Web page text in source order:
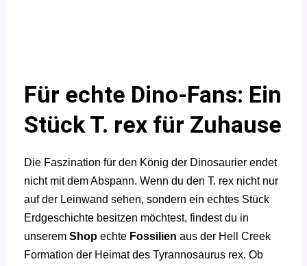
Für echte Dino-Fans: Ein
Stück T. rex für Zuhause
Die Faszination für den König der Dinosaurier endet
nicht mit dem Abspann. Wenn du den T. rex nicht nur
auf der Leinwand sehen, sondern ein echtes Stück
Erdgeschichte besitzen möchtest, findest du in
unseremShop echte Fossilien aus der Hell Creek
Formation der Heimat des Tyrannosaurus rex. Ob